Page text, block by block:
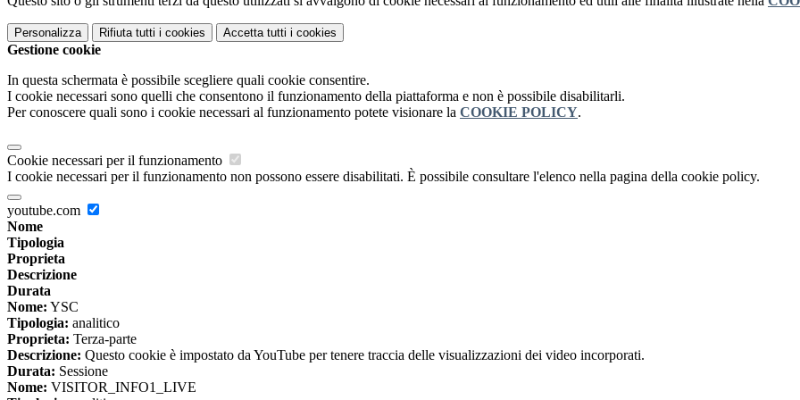
Personalizza Rifiuta tutti i cookies Accetta tutti i cookies
Gestione cookie
In questa schermata è possibile scegliere quali cookie consentire.
I cookie necessari sono quelli che consentono il funzionamento della piattaforma e non è possibile disabilitarli.
Per conoscere quali sono i cookie necessari al funzionamento potete visionare la COOKIE POLICY.
Cookie necessari per il funzionamento
I cookie necessari per il funzionamento non possono essere disabilitati. È possibile consultare l'elenco nella pagina della cookie policy.
youtube.com
Nome
Tipologia
Proprieta
Descrizione
Durata
Nome: YSC
Tipologia: analitico
Proprieta: Terza-parte
Descrizione: Questo cookie è impostato da YouTube per tenere traccia delle visualizzazioni dei video incorporati.
Durata: Sessione
Nome: VISITOR_INFO1_LIVE